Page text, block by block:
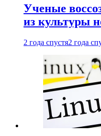
Ученые
из культуры
2 года спустя2 года